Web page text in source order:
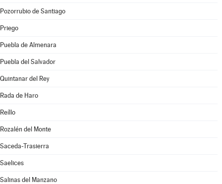
Pozorrubio de Santiago
Priego
Puebla de Almenara
Puebla del Salvador
Quintanar del Rey
Rada de Haro
Reíllo
Rozalén del Monte
Saceda-Trasierra
Saelices
Salinas del Manzano